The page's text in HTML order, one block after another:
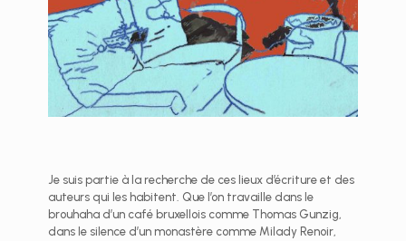
Je suis partie à la recherche de ces lieux d’écriture et des
auteurs qui les habitent. Que l’on travaille dans le
brouhaha d’un café bruxellois comme Thomas Gunzig,
dans le silence d’un monastère comme Milady Renoir,